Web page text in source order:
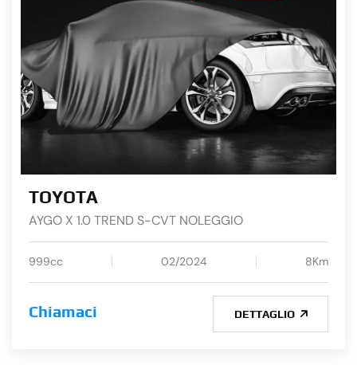
TOYOTA
AYGO X 1.0 TREND S-CVT NOLEGGIO
999cc 02/2024 8Km
Chiamaci DETTAGLIO